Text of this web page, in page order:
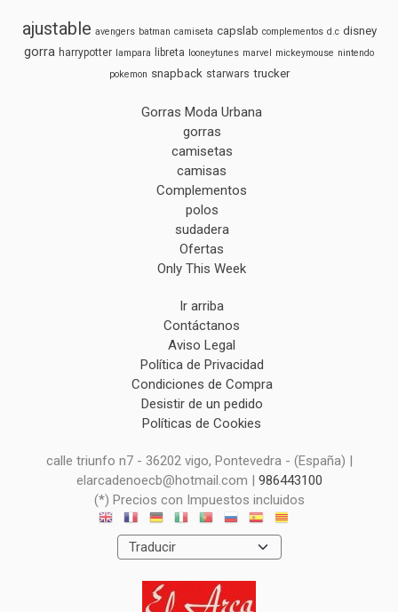
ajustable avengers batman camiseta capslab complementos d.c disney
gorra harrypotter lampara libreta looneytunes marvel mickeymouse nintendo
pokemon snapback starwars trucker
Gorras Moda Urbana
gorras
camisetas
camisas
Complementos
polos
sudadera
Ofertas
Only This Week
Ir arriba
Contáctanos
Aviso Legal
Política de Privacidad
Condiciones de Compra
Desistir de un pedido
Políticas de Cookies
calle triunfo n7 - 36202 vigo, Pontevedra - (España) |
elarcadenoecb@hotmail.com | 986443100
(*) Precios con Impuestos incluidos